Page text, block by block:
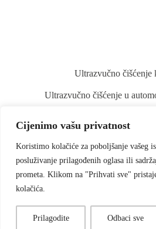
Cijenimo vašu privatnost
Koristimo kolačiće za poboljšanje vašeg
posluživanje prilagođenih oglasa ili
prometa. Klikom na "Prihvati sve"
kolačića.
Prilagodite Odbaci sve
Ultrazvučno čišćenje
Ultrazvučno čišćenje u
Ultrazvučno čišćenje